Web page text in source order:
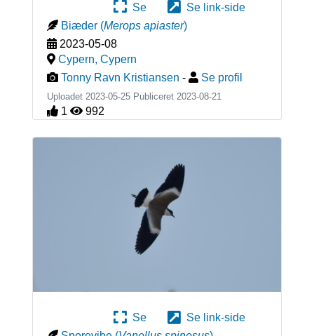
Se
Se link-side
Biæder (Merops apiaster)
2023-05-08
Cypern, Cypern
Tonny Ravn Kristiansen - Se profil
Uploadet 2023-05-25 Publiceret 2023-08-21
1 992
Se
Se link-side